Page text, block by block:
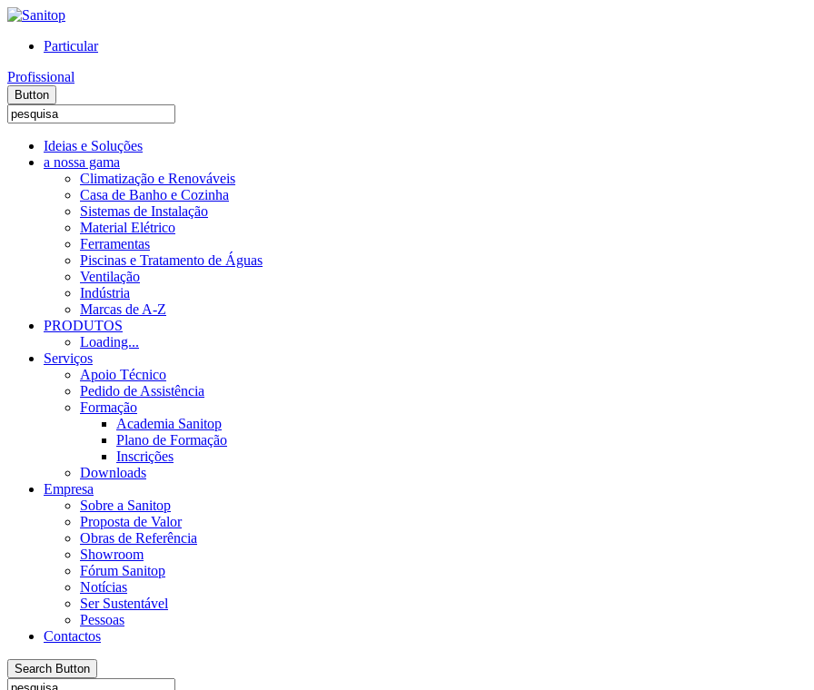
Particular
Profissional
Button
Ideias e Soluções
a nossa gama
Climatização e Renováveis
Casa de Banho e Cozinha
Sistemas de Instalação
Material Elétrico
Ferramentas
Piscinas e Tratamento de Águas
Ventilação
Indústria
Marcas de A-Z
PRODUTOS
Loading...
Serviços
Apoio Técnico
Pedido de Assistência
Formação
Academia Sanitop
Plano de Formação
Inscrições
Downloads
Empresa
Sobre a Sanitop
Proposta de Valor
Obras de Referência
Showroom
Fórum Sanitop
Notícias
Ser Sustentável
Pessoas
Contactos
Search Button